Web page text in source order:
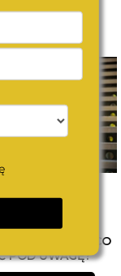
PIERWSZEGO
DLA DZIECKA. CO
POD UWAGĘ?